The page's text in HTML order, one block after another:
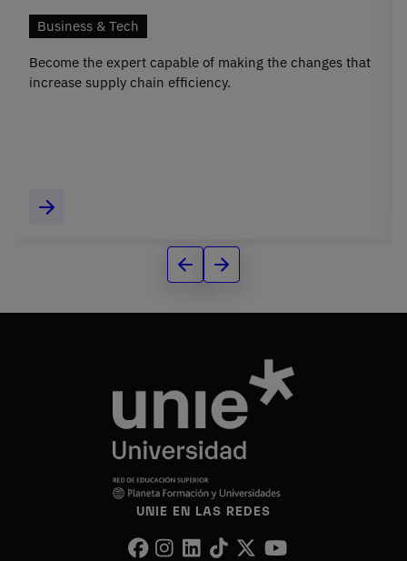
Business & Tech
Become the expert capable of making the changes that
increase supply chain efficiency.
UNIE EN LAS REDES